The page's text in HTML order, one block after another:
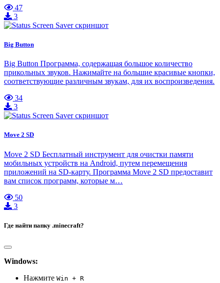
47
3
Big Button
Big Button Программа, содержащая большое количество
прикольных звуков. Нажимайте на большие красивые кнопки,
соответствующие различным звукам, для их воспроизведения.
34
3
Move 2 SD
Move 2 SD Бесплатный инструмент для очистки памяти
мобильных устройств на Android, путем перемещения
приложений на SD-карту. Программа Move 2 SD предоставит
вам список программ, которые м…
50
3
Где найти папку .minecraft?
Windows:
Нажмите Win + R